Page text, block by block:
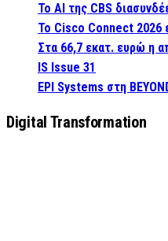
Το AI της CBS
Το Cisco Connect 2026
Στα 66,7 εκατ. ευρώ η
IS Issue 31
EPI Systems στη
Digital Transformation